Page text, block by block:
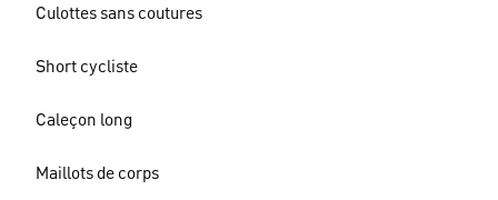
Culottes sans coutures
Short cycliste
Caleçon long
Maillots de corps